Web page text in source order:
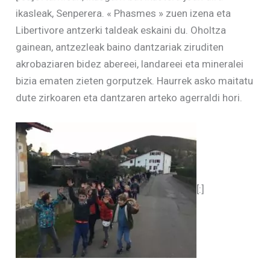
ikasleak, Senperera. « Phasmes » zuen izena eta
Libertivore antzerki taldeak eskaini du. Oholtza
gainean, antzezleak baino dantzariak ziruditen
akrobaziaren bidez abereei, landareei eta mineralei
bizia ematen zieten gorputzek. Haurrek asko maitatu
dute zirkoaren eta dantzaren arteko agerraldi hori.
[:]